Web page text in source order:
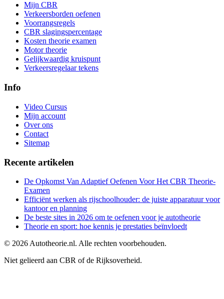
Mijn CBR
Verkeersborden oefenen
Voorrangsregels
CBR slagingspercentage
Kosten theorie examen
Motor theorie
Gelijkwaardig kruispunt
Verkeersregelaar tekens
Info
Video Cursus
Mijn account
Over ons
Contact
Sitemap
Recente artikelen
De Opkomst Van Adaptief Oefenen Voor Het CBR Theorie-
Examen
Efficiënt werken als rijschoolhouder: de juiste apparatuur voor
kantoor en planning
De beste sites in 2026 om te oefenen voor je autotheorie
Theorie en sport: hoe kennis je prestaties beïnvloedt
© 2026 Autotheorie.nl. Alle rechten voorbehouden.
Niet gelieerd aan CBR of de Rijksoverheid.